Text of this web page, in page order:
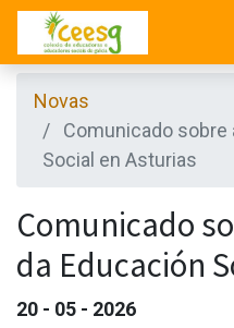
Novas
Comunicado sobre
Social en Asturias
Comunicado
da Educación
20 - 05 - 2026